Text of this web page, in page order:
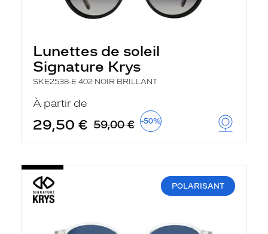
Lunettes de soleil
Signature Krys
SKE2538-E 402 NOIR BRILLANT
À partir de
29,50 € 59,00 € -50%
POLARISANT